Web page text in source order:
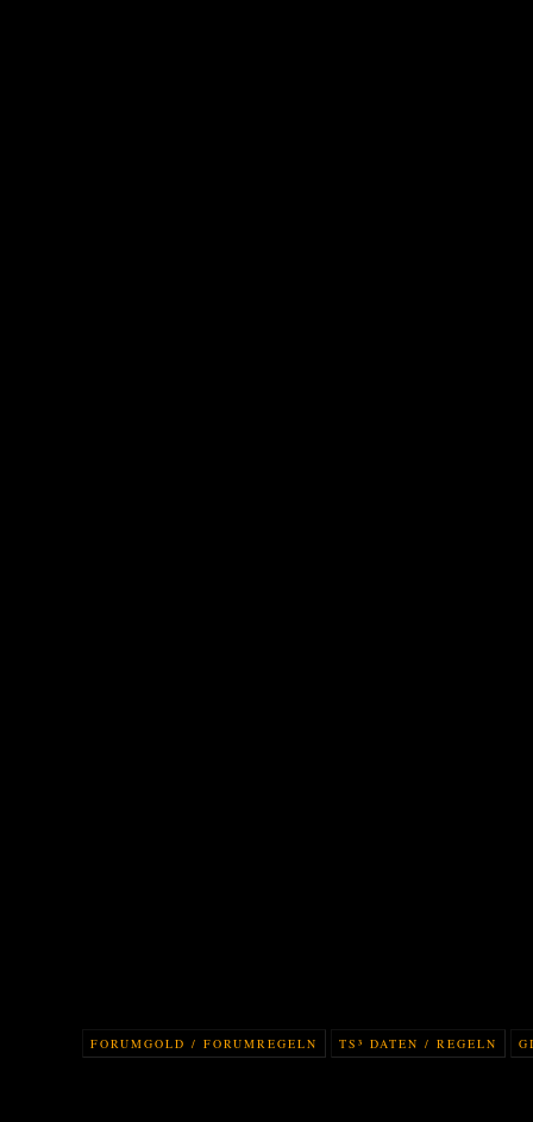
FORUMGOLD / FORUMREGELN TS³ DATEN / REGELN